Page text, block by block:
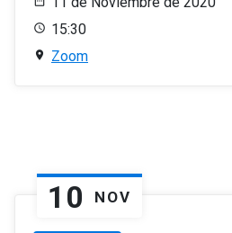
15:30
Zoom
10 NOV